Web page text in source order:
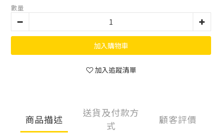
數量
加入購物車
加入追蹤清單
商品描述
送貨及付款方
式
顧客評價